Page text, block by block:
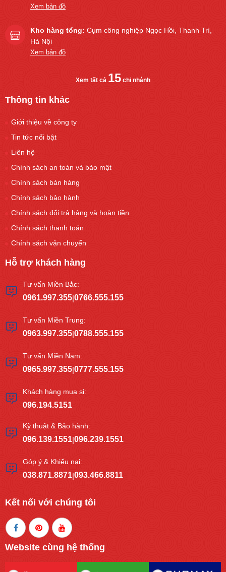
Xem bản đồ
Kho hàng tổng: Cụm công nghiệp Ngọc Hồi, Thanh Trì,
Hà Nội
Xem bản đồ
Xem tất cả 15 chi nhánh
Thông tin khác
Giới thiệu về công ty
Tin tức nổi bật
Liên hệ
Chính sách an toàn và bảo mật
Chính sách bán hàng
Chính sách bảo hành
Chính sách đổi trả hàng và hoàn tiền
Chính sách thanh toán
Chính sách vận chuyển
Hỗ trợ khách hàng
Tư vấn Miền Bắc:
0961.997.355|0766.555.155
Tư vấn Miền Trung:
0963.997.355|0788.555.155
Tư vấn Miền Nam:
0965.997.355|0777.555.155
Khách hàng mua sỉ:
096.194.5151
Kỹ thuật & Bảo hành:
096.139.1551|096.239.1551
Góp ý & Khiếu nại:
038.871.8871|093.466.8811
Kết nối với chúng tôi
Website cùng hệ thống